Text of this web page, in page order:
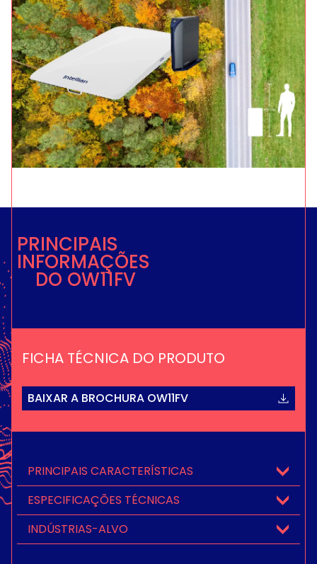
PRINCIPAIS
INFORMAÇÕES
DO OW11FV
PRINCIPAIS CARACTERÍSTICAS
ESPECIFICAÇÕES TÉCNICAS
INDÚSTRIAS-ALVO
FICHA TÉCNICA DO PRODUTO
BAIXAR A BROCHURA OW11FV